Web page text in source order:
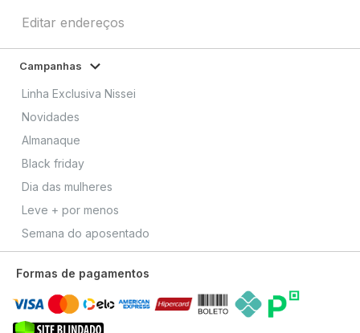
Editar endereços
Campanhas
Linha Exclusiva Nissei
Novidades
Almanaque
Black friday
Dia das mulheres
Leve + por menos
Semana do aposentado
Formas de pagamentos